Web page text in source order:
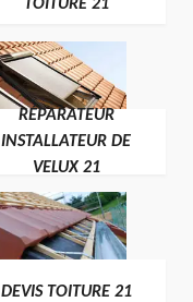
TOITURE 21
RÉPARATEUR
INSTALLATEUR DE
VELUX 21
DEVIS TOITURE 21